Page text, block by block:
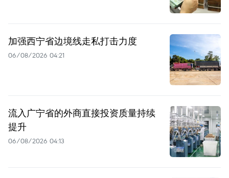
加强西宁省边境线走私打击力度
06/08/2026 04:21
流入广宁省的外商直接投资质量持续
提升
06/08/2026 04:13